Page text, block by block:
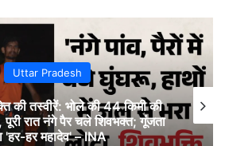
Uttar Pradesh
की तस्वीरें: भोले की 44 किमी की
पूरी रात नंगे पैर चले शिवभक्त; गूंजता
'हर-हर महादेव' – INA